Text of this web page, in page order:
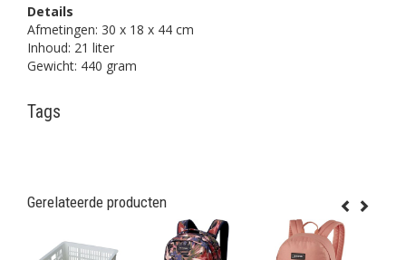
Details
Afmetingen: 30 x 18 x 44 cm
Inhoud: 21 liter
Gewicht: 440 gram
Tags
Gerelateerde producten